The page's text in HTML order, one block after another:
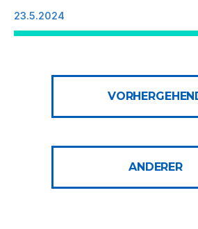
23.5.2024
ANDERER